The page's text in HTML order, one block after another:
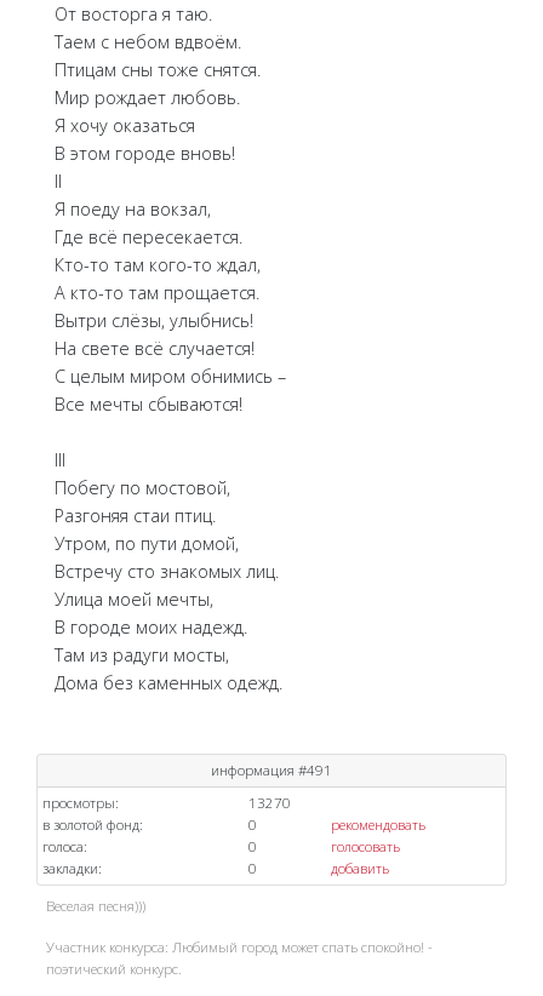
От восторга я таю.
Таем с небом вдвоём.
Птицам сны тоже снятся.
Мир рождает любовь.
Я хочу оказаться
В этом городе вновь!
II
Я поеду на вокзал,
Где всё пересекается.
Кто-то там кого-то ждал,
А кто-то там прощается.
Вытри слёзы, улыбнись!
На свете всё случается!
С целым миром обнимись –
Все мечты сбываются!
III
Побегу по мостовой,
Разгоняя стаи птиц.
Утром, по пути домой,
Встречу сто знакомых лиц.
Улица моей мечты,
В городе моих надежд.
Там из радуги мосты,
Дома без каменных одежд.
информация #491
просмотры:
13270
в золотой фонд:
0
рекомендовать
голоса:
0
голосовать
закладки:
0 добавить
Веселая песня)))
Участник конкурса: Любимый город может спать спокойно! -
поэтический конкурс.